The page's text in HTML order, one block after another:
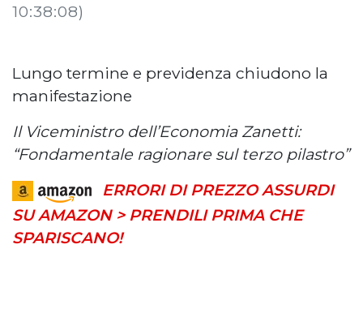
10:38:08)
Lungo termine e previdenza chiudono la
manifestazione
Il Viceministro dell’Economia Zanetti:
“Fondamentale ragionare sul terzo pilastro”
ERRORI DI PREZZO ASSURDI
SU AMAZON > PRENDILI PRIMA CHE
SPARISCANO!